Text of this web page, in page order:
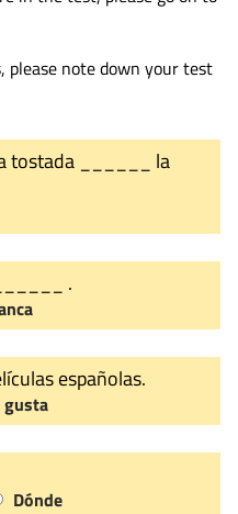
please note down your test
tostada ______ la
.
españolas.
gusta
Dónde